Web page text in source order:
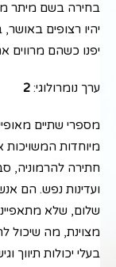
בחירה בשם מיתר
יהיו רצופים
יפנו כשהם מרווים
ערך נומרולוגי: 2
מספרי שתיים
מיוחדות המשויכות
חתירה להרמוניה,
ועדינות נפש. הם
שלום, שלא
מצוינת, מה שיכול
בעלי יכולות תיווך